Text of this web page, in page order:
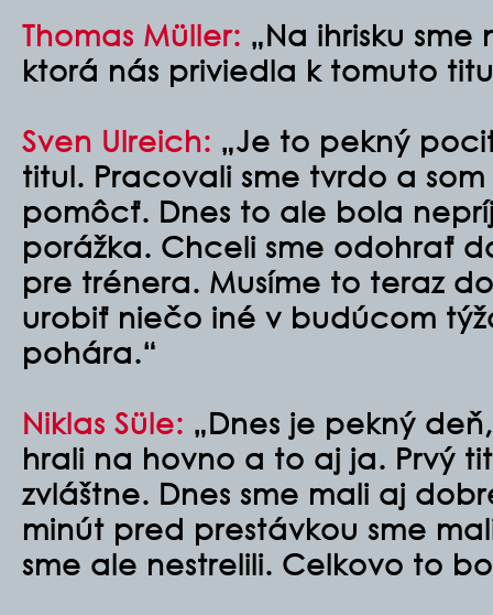
Thomas Müller: „Na ihrisku
ktorá nás priviedla k tomuto
Sven Ulreich: „Je to pekný
titul. Pracovali sme tvrdo a
pomôcť. Dnes to ale bola
porážka. Chceli sme odohrať
pre trénera. Musíme to teraz
urobiť niečo iné v budúcom
pohára.“
Niklas Süle: „Dnes je pekný
hrali na hovno a to aj ja. Prvý
zvláštne. Dnes sme mali aj
minút pred prestávkou sme
sme ale nestrelili. Celkovo to